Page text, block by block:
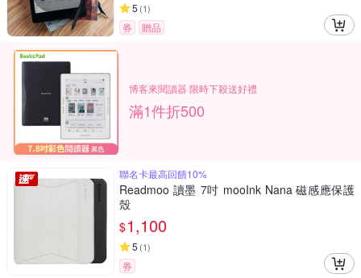
5 (1)
券 贈品
博客來閱讀器 限時下殺送好禮
滿1件折500
聯名卡最高回饋10%
Readmoo 讀墨 7吋 mooInk Nana 磁感應保護
殼
$1,100
5 (1)
券